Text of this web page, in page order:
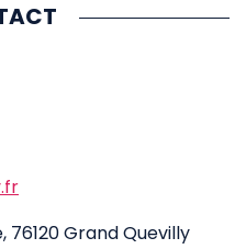
76120 Grand Quevilly